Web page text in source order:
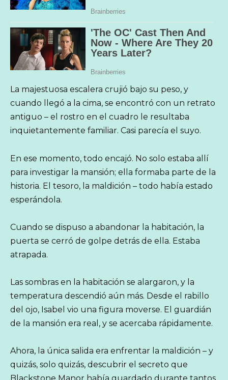
La majestuosa escalera crujió bajo su peso, y
cuando llegó a la cima, se encontró con un retrato
antiguo – el rostro en el cuadro le resultaba
inquietantemente familiar. Casi parecía el suyo.
En ese momento, todo encajó. No solo estaba allí
para investigar la mansión; ella formaba parte de la
historia. El tesoro, la maldición – todo había estado
esperándola.
Cuando se dispuso a abandonar la habitación, la
puerta se cerró de golpe detrás de ella. Estaba
atrapada.
Las sombras en la habitación se alargaron, y la
temperatura descendió aún más. Desde el rabillo
del ojo, Isabel vio una figura moverse. El guardián
de la mansión era real, y se acercaba rápidamente.
Ahora, la única salida era enfrentar la maldición – y
quizás, solo quizás, descubrir el secreto que